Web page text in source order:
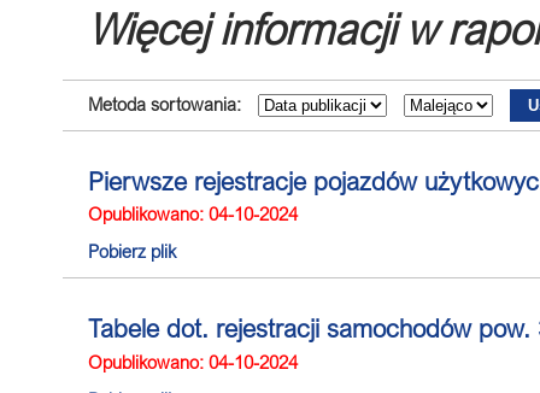
Więcej informacji w
Metoda sortowania:
Pierwsze rejestracje pojazdów
Opublikowano: 04-10-2024
Pobierz plik
Tabele dot. rejestracji samochodów
Opublikowano: 04-10-2024